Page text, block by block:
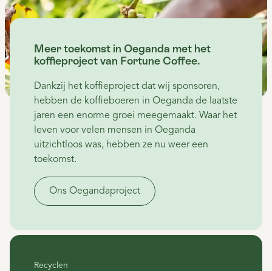
Meer toekomst in Oeganda met het
koffieproject van Fortune Coffee.
Dankzij het koffieproject dat wij sponsoren,
hebben de koffieboeren in Oeganda de laatste
jaren een enorme groei meegemaakt. Waar het
leven voor velen mensen in Oeganda
uitzichtloos was, hebben ze nu weer een
toekomst.
Ons Oegandaproject
Recyclen